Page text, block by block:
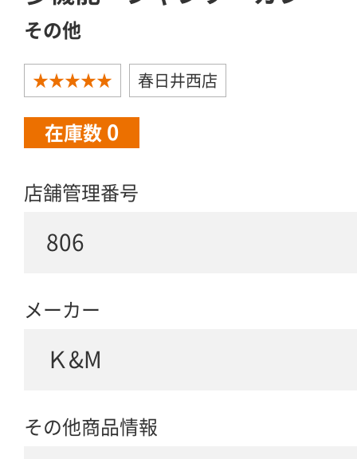
その他
★★★★★ 春日井西店
在庫数 0
店舗管理番号
806
メーカー
Ｋ&M
その他商品情報